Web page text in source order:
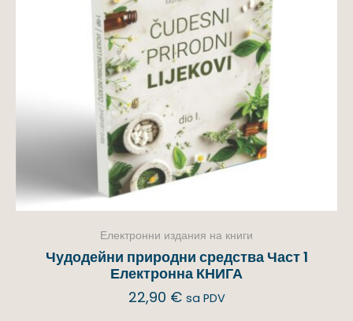
Електронни издания на книги
Чудодейни природни средства Част 1
Електронна КНИГА
22,90 € sa PDV